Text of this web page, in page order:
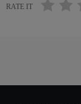
RATE IT